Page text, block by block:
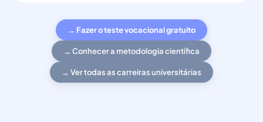
→ Fazer o teste vocacional gratuito
→ Conhecer a metodologia científica
→ Ver todas as carreiras universitárias